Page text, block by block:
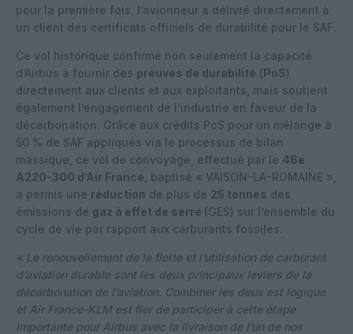
pour la première fois, l’avionneur a délivré directement à
un client des certificats officiels de durabilité pour le SAF.
Ce vol historique confirme non seulement la capacité
d’Airbus à fournir des preuves de durabilité (PoS)
directement aux clients et aux exploitants, mais soutient
également l’engagement de l’industrie en faveur de la
décarbonation. Grâce aux crédits PoS pour un mélange à
50 % de SAF appliqués via le processus de bilan
massique, ce vol de convoyage, effectué par le 46e
A220-300 d’Air France , baptisé « VAISON-LA-ROMAINE »,
a permis une réduction de plus de 25 tonnes des
émissions de gaz à effet de serre (GES) sur l’ensemble du
cycle de vie par rapport aux carburants fossiles.
« Le renouvellement de la flotte et l’utilisation de carburant
d’aviation durable sont les deux principaux leviers de la
décarbonation de l’aviation. Combiner les deux est logique
et Air France-KLM est fier de participer à cette étape
importante pour Airbus avec la livraison de l’un de nos